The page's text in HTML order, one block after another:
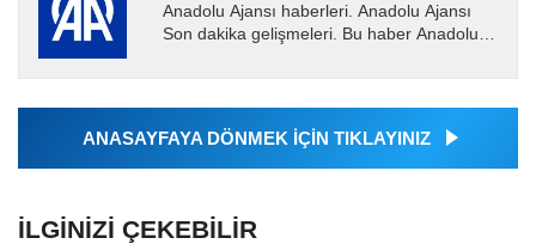
Anadolu Ajansı haberleri. Anadolu Ajansı
Son dakika gelişmeleri. Bu haber Anadolu
Ajansı tarafından...
ANASAYFAYA DÖNMEK İÇİN TIKLAYINIZ
İLGINIZI ÇEKEBILIR